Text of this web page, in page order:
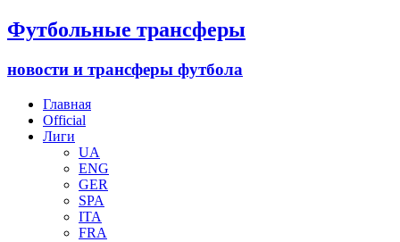
Футбольные трансферы
новости и трансферы футбола
Главная
Official
Лиги
UA
ENG
GER
SPA
ITA
FRA